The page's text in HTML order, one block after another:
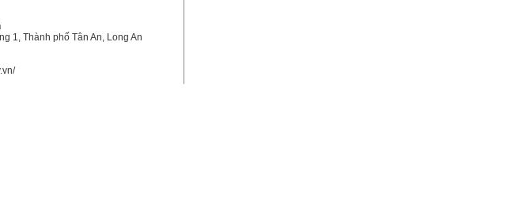
1, Thành phố Tân An, Long An